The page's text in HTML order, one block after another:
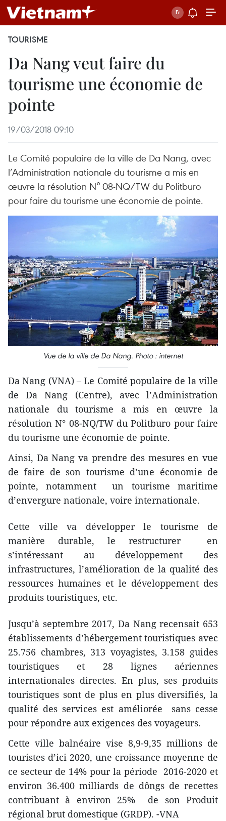
TOURISME
Da Nang veut faire du
tourisme une économie de
pointe
19/03/2018 09:10
Le Comité populaire de la ville de Da Nang, avec
l’Administration nationale du tourisme a mis en
œuvre la résolution N° 08-NQ/TW du Politburo
pour faire du tourisme une économie de pointe.
Vue de la ville de Da Nang. Photo : internet
Da Nang (VNA) – Le Comité populaire de la ville
de Da Nang (Centre), avec l’Administration
nationale du tourisme a mis en œuvre la
résolution N° 08-NQ/TW du Politburo pour faire
du tourisme une économie de pointe.
Ainsi, Da Nang va prendre des mesures en vue
de faire de son tourisme d’une économie de
pointe, notamment un tourisme maritime
d’envergure nationale, voire internationale.
Cette ville va développer le tourisme de
manière durable, le restructurer en
s’intéressant au développement des
infrastructures, l’amélioration de la qualité des
ressources humaines et le développement des
produits touristiques, etc.
Jusqu’à septembre 2017, Da Nang recensait 653
établissements d’hébergement touristiques avec
25.756 chambres, 313 voyagistes, 3.158 guides
touristiques et 28 lignes aériennes
internationales directes. En plus, ses produits
touristiques sont de plus en plus diversifiés, la
qualité des services est améliorée sans cesse
pour répondre aux exigences des voyageurs.
Cette ville balnéaire vise 8,9-9,35 millions de
touristes d’ici 2020​, une croissance moyenne ​de
ce secteur de 14% pour la p​ériode 2016-2020 ​et
environ 36.400 milliards de dôngs de​ recettes
contribu​ant à environ 25% ​d​e son Produit
régional brut domestique (GRDP). -VNA